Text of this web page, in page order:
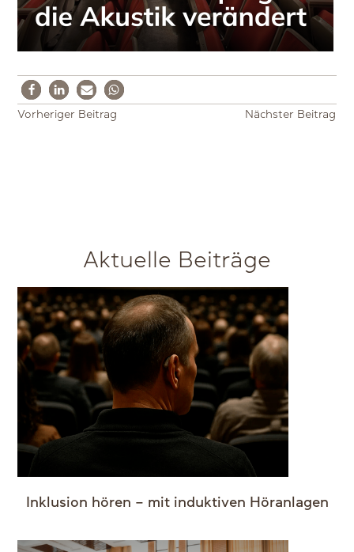
Vorheriger Beitrag Nächster Beitrag
Aktuelle Beiträge
Inklusion hören – mit induktiven Höranlagen